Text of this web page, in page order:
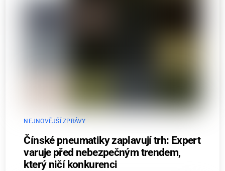
NEJNOVĚJŠÍ ZPRÁVY
Čínské pneumatiky zaplavují trh: Expert
varuje před nebezpečným trendem,
který ničí konkurenci